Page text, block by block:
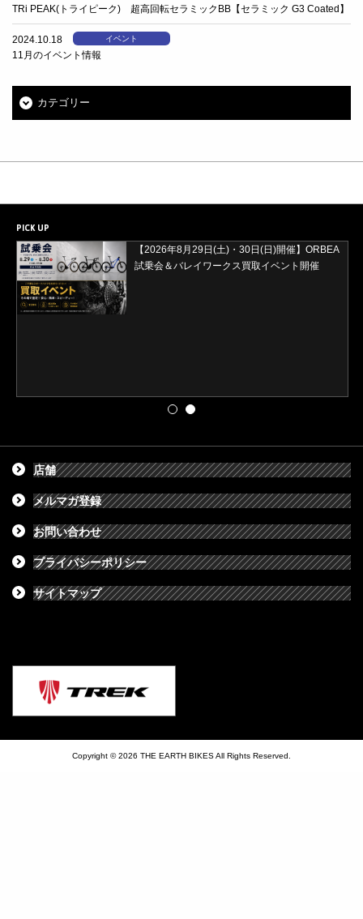
TRi PEAK(トライピーク) 超高回転セラミックBB【セラミック G3 Coated】
2024.10.18 イベント
11月のイベント情報
カテゴリー
PICK UP
【2026年8月29日(土)・30日(日)開催】ORBEA
試乗会＆バレイワークス買取イベント開催
店舗
メルマガ登録
お問い合わせ
プライバシーポリシー
サイトマップ
Copyright © 2026 THE EARTH BIKES All Rights Reserved.